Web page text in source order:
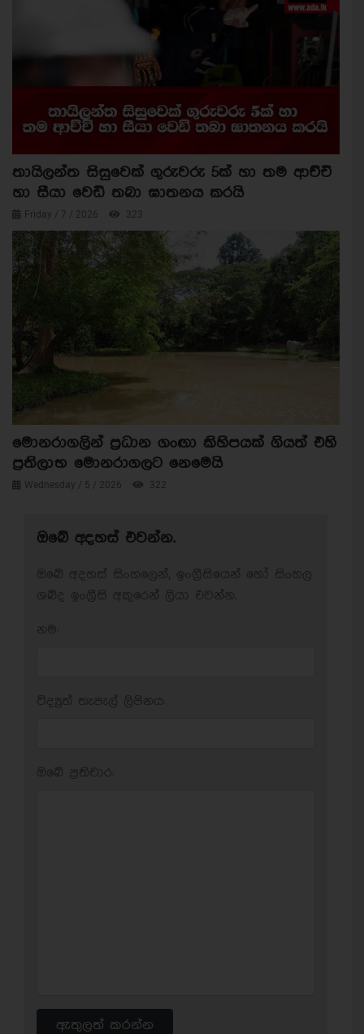
තායිලන්ත සිසුවෙක් ගුරුවරු 5ක් හා තම ආච්චි
හා සීයා වෙඩි තබා ඝාතනය කරයි
Friday / 7 / 2026 323
මොනරාගලින් ප්‍රධාන ගංඟා කිහිපයක් ගියත් එහි
ප්‍රතිලාභ මොනරාගලට නෙමෙයි
Wednesday / 5 / 2026 322
ඔබේ අදහස් එවන්න.
ඇතුලත් කරන්න